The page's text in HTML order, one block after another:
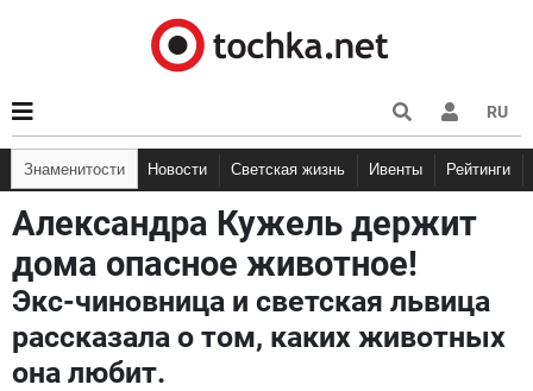
RU
Знаменитости Новости Светская жизнь Ивенты Рейтинги
Александра Кужель держит
дома опасное животное!
Экс-чиновница и светская львица
рассказала о том, каких животных
она любит.